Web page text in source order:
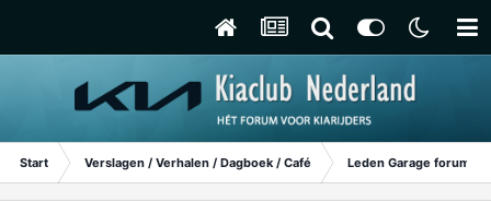
Start Verslagen / Verhalen / Dagboek / Café Leden Garage forum